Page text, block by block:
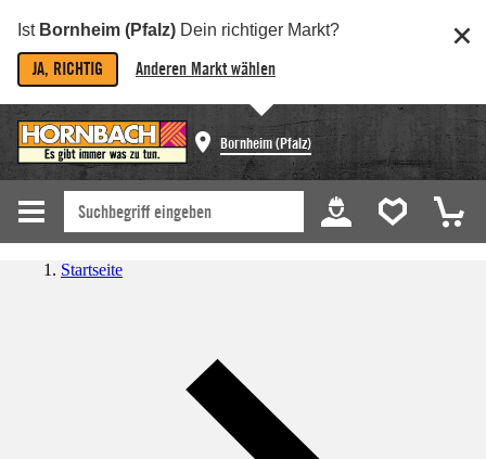
Ist Bornheim (Pfalz) Dein richtiger Markt?
JA, RICHTIG Anderen Markt wählen
Bornheim (Pfalz)
Startseite